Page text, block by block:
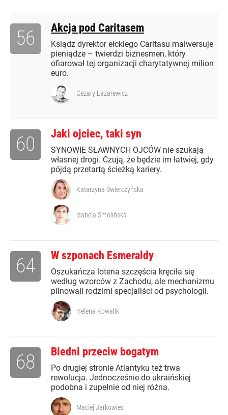
Akcja pod Caritasem
Ksiądz dyrektor ełckiego Caritasu malwersuje
pieniądze – twierdzi biznesmen, który
ofiarował tej organizacji charytatywnej milion
euro.
56
Cezary Łazarewicz
Jaki ojciec, taki syn
SYNOWIE SŁAWNYCH OJCÓW nie szukają
własnej drogi. Czują, że będzie im łatwiej, gdy
pójdą przetartą ścieżką kariery.
60
Katarzyna Świerczyńska
Izabela Smolińska
W szponach Esmeraldy
Oszukańcza loteria szczęścia kręciła się
według wzorców z Zachodu, ale mechanizmu
pilnowali rodzimi specjaliści od psychologii.
64
Helena Kowalik
Biedni przeciw bogatym
Po drugiej stronie Atlantyku też trwa
rewolucja. Jednocześnie do ukraińskiej
podobna i zupełnie od niej różna.
68
Maciej Jarkowiec